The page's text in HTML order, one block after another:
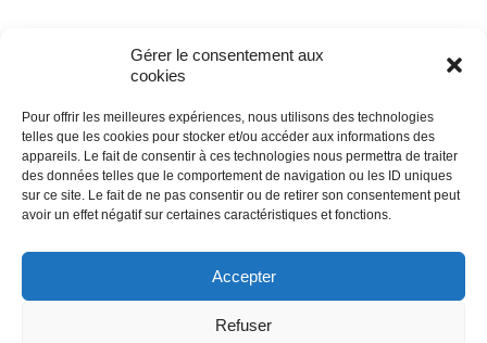
Gérer le consentement aux
cookies
Pour offrir les meilleures expériences, nous utilisons des technologies
telles que les cookies pour stocker et/ou accéder aux informations des
appareils. Le fait de consentir à ces technologies nous permettra de traiter
des données telles que le comportement de navigation ou les ID uniques
sur ce site. Le fait de ne pas consentir ou de retirer son consentement peut
avoir un effet négatif sur certaines caractéristiques et fonctions.
Accepter
Refuser
Fédération Opéra
Tél. 01 41 05 98 68
9, place Henri Barbusse - 92300 Levallois-Perret
Facebook
Instagram
LinkedIn